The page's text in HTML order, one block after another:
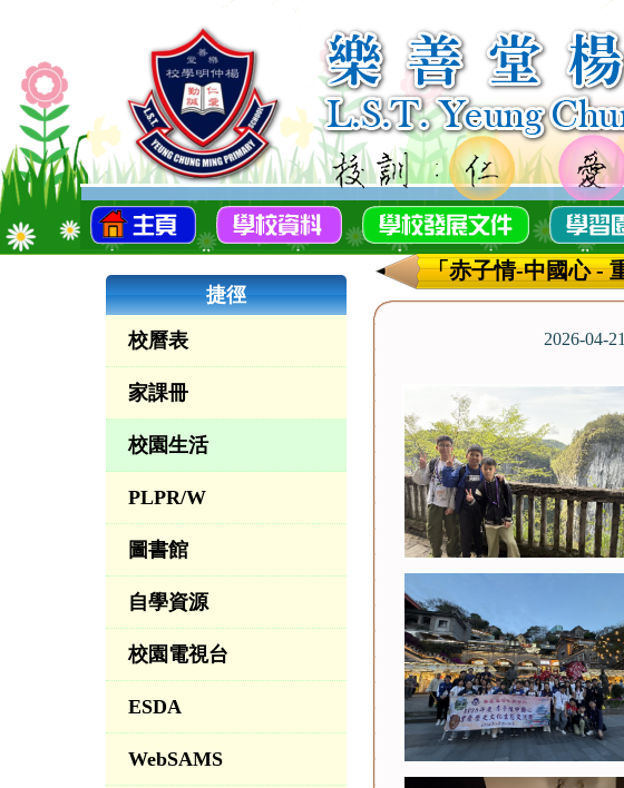
捷徑
校曆表
家課冊
校園生活
PLPR/W
圖書館
自學資源
校園電視台
ESDA
WebSAMS
「赤子情-中國心 -
2026-04-